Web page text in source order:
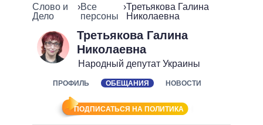
НОВОСТИ
ЛЕНТА
СОБЫТИЯ
МНЕНИЯ
ОБЗОРЫ
ДАЙДЖЕСТЫ
ПОЛИТИКА
ЭКОНОМИКА
ОБЩЕСТВО
МИР
ОБЕЩАНИЯ
ПОЛИТИКИ
ВСЕ ПОЛИТИКИ
ПРЕЗИДЕНТ И ОФИС
ВЕРХОВНАЯ РАДА
ИНФОГРАФИКА
ВИДЕО
Слово и
Дело
›Все
персоны
›Третьякова Галина
Николаевна
Третьякова Галина
Николаевна
Народный депутат Украины
ПРОФИЛЬ ОБЕЩАНИЯ НОВОСТИ
ПОДПИСАТЬСЯ НА ПОЛИТИКА